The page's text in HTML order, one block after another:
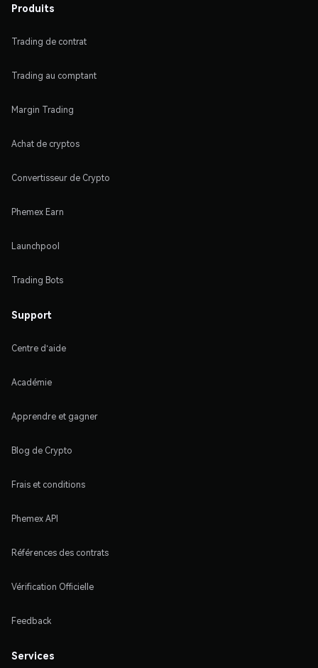
Produits
Trading de contrat
Trading au comptant
Margin Trading
Achat de cryptos
Convertisseur de Crypto
Phemex Earn
Launchpool
Trading Bots
Support
Centre d'aide
Académie
Apprendre et gagner
Blog de Crypto
Frais et conditions
Phemex API
Références des contrats
Vérification Officielle
Feedback
Services